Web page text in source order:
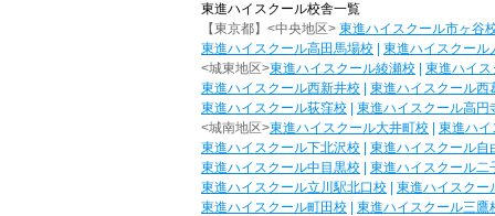
東進ハイスクール校舎一覧
【東京都】<中央地区> 東進ハイスクール市ヶ谷
東進ハイスクール高田馬場校
東進ハイスクール
<城東地区>東進ハイスクール綾瀬校
東進ハイ
東進ハイスクール西新井校
東進ハイスクール西
東進ハイスクール荻窪校
東進ハイスクール高円
<城南地区>東進ハイスクール大井町校
東進ハイ
東進ハイスクール下北沢校
東進ハイスクール自
東進ハイスクール中目黒校
東進ハイスクール二
東進ハイスクール立川駅北口校
東進ハイスクー
東進ハイスクール町田校
東進ハイスクール三鷹